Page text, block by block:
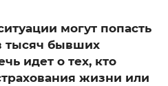
могут попасть
тысяч бывших
идет о тех, кто
жизни или